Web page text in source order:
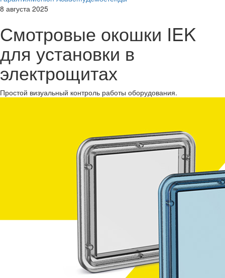
8 августа 2025
Смотровые окошки IEK
для установки в
электрощитах
Простой визуальный контроль работы оборудования.